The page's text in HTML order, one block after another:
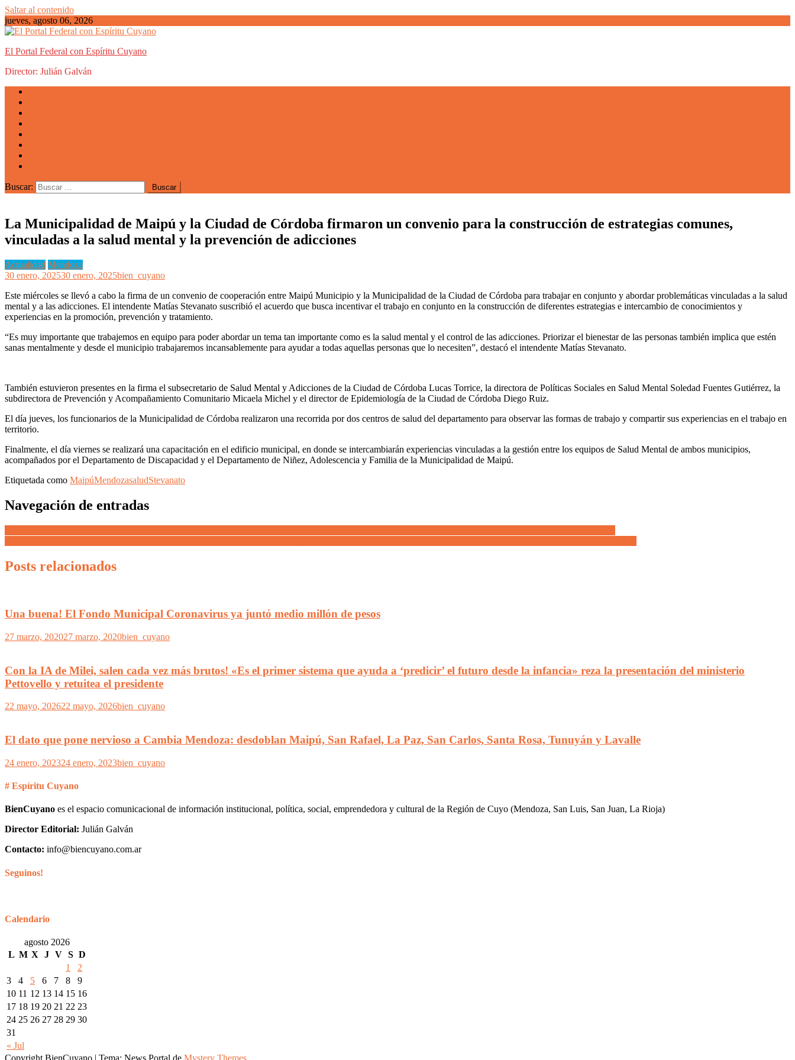
Saltar al contenido
jueves, agosto 06, 2026
El Portal Federal con Espíritu Cuyano
Director: Julián Galván
Buscar:
La Municipalidad de Maipú y la Ciudad de Córdoba firmaron un convenio para la construcción de estrategias comunes,
vinculadas a la salud mental y la prevención de adicciones
Actualidad Mendoza
30 enero, 202530 enero, 2025bien_cuyano
Este miércoles se llevó a cabo la firma de un convenio de cooperación entre Maipú Municipio y la Municipalidad de la Ciudad de Córdoba para trabajar en conjunto y abordar problemáticas vinculadas a la salud
mental y a las adicciones. El intendente Matías Stevanato suscribió el acuerdo que busca incentivar el trabajo en conjunto en la construcción de diferentes estrategias e intercambio de conocimientos y
experiencias en la promoción, prevención y tratamiento.
“Es muy importante que trabajemos en equipo para poder abordar un tema tan importante como es la salud mental y el control de las adicciones. Priorizar el bienestar de las personas también implica que estén
sanas mentalmente y desde el municipio trabajaremos incansablemente para ayudar a todas aquellas personas que lo necesiten”, destacó el intendente Matías Stevanato.
También estuvieron presentes en la firma el subsecretario de Salud Mental y Adicciones de la Ciudad de Córdoba Lucas Torrice, la directora de Políticas Sociales en Salud Mental Soledad Fuentes Gutiérrez, la
subdirectora de Prevención y Acompañamiento Comunitario Micaela Michel y el director de Epidemiología de la Ciudad de Córdoba Diego Ruiz.
El día jueves, los funcionarios de la Municipalidad de Córdoba realizaron una recorrida por dos centros de salud del departamento para observar las formas de trabajo y compartir sus experiencias en el trabajo en
territorio.
Finalmente, el día viernes se realizará una capacitación en el edificio municipal, en donde se intercambiarán experiencias vinculadas a la gestión entre los equipos de Salud Mental de ambos municipios,
acompañados por el Departamento de Discapacidad y el Departamento de Niñez, Adolescencia y Familia de la Municipalidad de Maipú.
Etiquetada como MaipúMendozasaludStevanato
Navegación de entradas
Posts relacionados
Una buena! El Fondo Municipal Coronavirus ya juntó medio millón de pesos
27 marzo, 202027 marzo, 2020bien_cuyano
Con la IA de Milei, salen cada vez más brutos! «Es el primer sistema que ayuda a ‘predicir’ el futuro desde la infancia» reza la presentación del ministerio
Pettovello y retuitea el presidente
22 mayo, 202622 mayo, 2026bien_cuyano
El dato que pone nervioso a Cambia Mendoza: desdoblan Maipú, San Rafael, La Paz, San Carlos, Santa Rosa, Tunuyán y Lavalle
24 enero, 202324 enero, 2023bien_cuyano
# Espíritu Cuyano
BienCuyano es el espacio comunicacional de información institucional, política, social, emprendedora y cultural de la Región de Cuyo (Mendoza, San Luis, San Juan, La Rioja)
Director Editorial: Julián Galván
Contacto: info@biencuyano.com.ar
Seguinos!
Calendario
agosto 2026
L M X J V S D
« Jul
1
2
3
4 5 6 7 8
9
10 11 12 13 14 15 16
17 18 19 20 21 22 23
24 25 26 27 28 29 30
31